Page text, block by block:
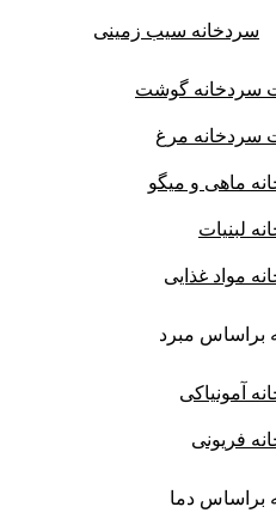
سردخانه سیب زمینی
سردخانه گوشت
سردخانه مرغ
ماهی و میگو
لبنیات
مواد غذایی
براساس مبرد
آمونیاکی
فریونی
براساس دما